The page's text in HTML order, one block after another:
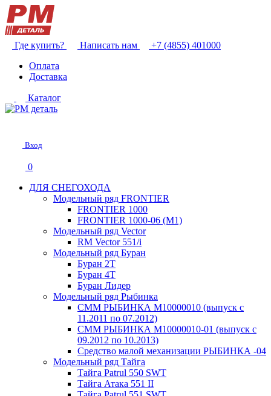
Где купить? Написать нам
+7 (4855) 401000
Оплата
Доставка
Каталог
Вход
0
ДЛЯ СНЕГОХОДА
Модельный ряд FRONTIER
FRONTIER 1000
FRONTIER 1000-06 (М1)
Модельный ряд Vector
RM Vector 551/i
Модельный ряд Буран
Буран 2Т
Буран 4Т
Буран Лидер
Модельный ряд Рыбинка
СММ РЫБИНКА M10000010 (выпуск с
11.2011 по 07.2012)
СММ РЫБИНКА M10000010-01 (выпуск с
09.2012 по 10.2013)
Средство малой механизации РЫБИНКА -04
Модельный ряд Тайга
Тайга Patrul 550 SWT
Тайга Атака 551 II